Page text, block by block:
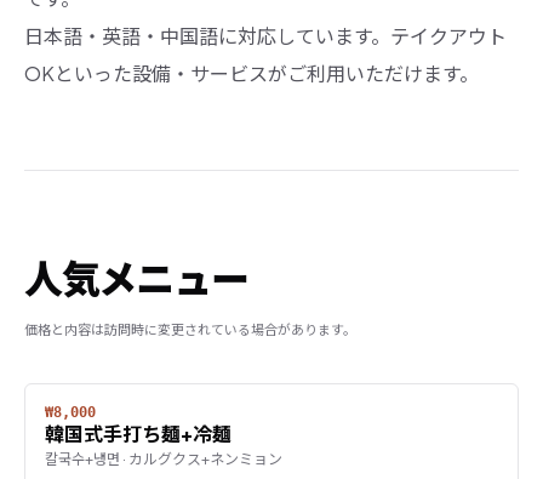
日本語・英語・中国語に対応しています。テイクアウト
OKといった設備・サービスがご利用いただけます。
人気メニュー
価格と内容は訪問時に変更されている場合があります。
₩8,000
韓国式手打ち麺+冷麺
칼국수+냉면 · カルグクス+ネンミョン